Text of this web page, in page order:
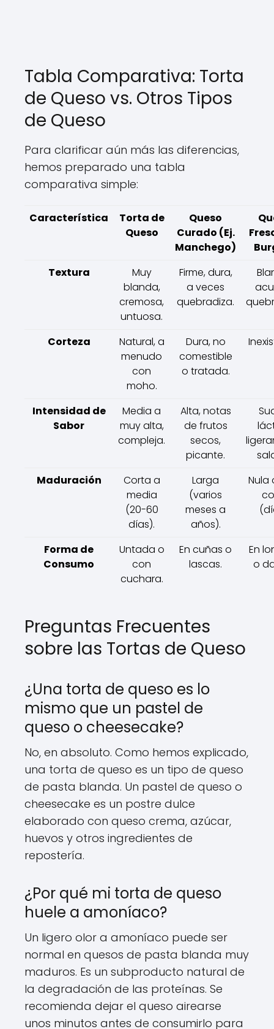
Tabla Comparativa: Torta
de Queso vs. Otros Tipos
de Queso
Para clarificar aún más las diferencias,
hemos preparado una tabla
comparativa simple:
Característica
Torta de
Queso
Queso
Curado (Ej.
Manchego)
Textura
Muy
blanda,
cremosa,
untuosa.
Firme, dura,
a veces
quebradiza.
Corteza
Natural, a
menudo
con
moho.
Dura, no
comestible
o tratada.
Intensidad de
Sabor
Media a
muy alta,
compleja.
Alta, notas
de frutos
secos,
picante.
Maduración
Corta a
media
(20-60
días).
Larga
(varios
meses a
años).
Nula
Forma de
Consumo
Untada o
con
cuchara.
En cuñas o
lascas.
En
o
Preguntas Frecuentes
sobre las Tortas de Queso
¿Una torta de queso es lo
mismo que un pastel de
queso o cheesecake?
No, en absoluto. Como hemos explicado,
una torta de queso es un tipo de queso
de pasta blanda. Un pastel de queso o
cheesecake es un postre dulce
elaborado con queso crema, azúcar,
huevos y otros ingredientes de
repostería.
¿Por qué mi torta de queso
huele a amoníaco?
Un ligero olor a amoníaco puede ser
normal en quesos de pasta blanda muy
maduros. Es un subproducto natural de
la degradación de las proteínas. Se
recomienda dejar el queso airearse
unos minutos antes de consumirlo para